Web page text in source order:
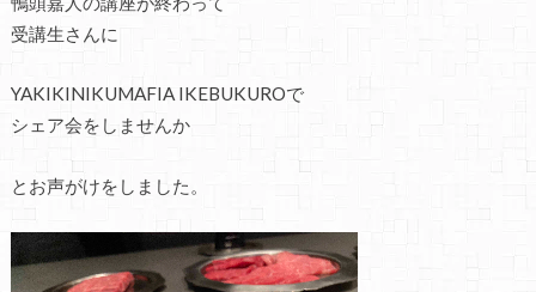
受講生さんに
YAKIKINIKUMAFIA IKEBUKUROで
シェア会をしませんか
とお声がけをしました。